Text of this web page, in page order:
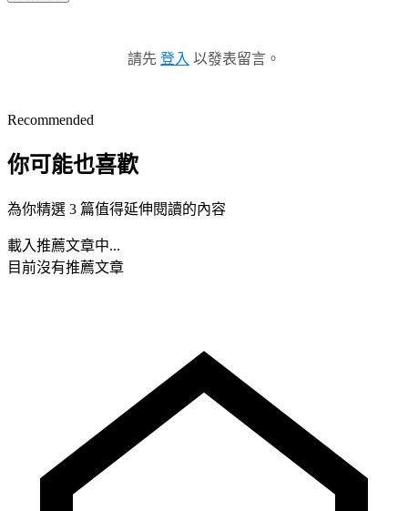
請先 登入 以發表留言。
Recommended
你可能也喜歡
為你精選 3 篇值得延伸閱讀的內容
載入推薦文章中...
目前沒有推薦文章